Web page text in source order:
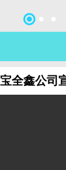
宝全鑫公司